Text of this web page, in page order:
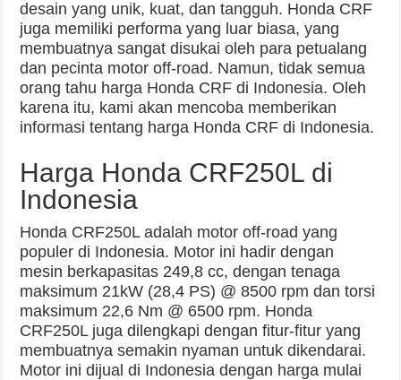
desain yang unik, kuat, dan tangguh. Honda CRF
juga memiliki performa yang luar biasa, yang
membuatnya sangat disukai oleh para petualang
dan pecinta motor off-road. Namun, tidak semua
orang tahu harga Honda CRF di Indonesia. Oleh
karena itu, kami akan mencoba memberikan
informasi tentang harga Honda CRF di Indonesia.
Harga Honda CRF250L di
Indonesia
Honda CRF250L adalah motor off-road yang
populer di Indonesia. Motor ini hadir dengan
mesin berkapasitas 249,8 cc, dengan tenaga
maksimum 21kW (28,4 PS) @ 8500 rpm dan torsi
maksimum 22,6 Nm @ 6500 rpm. Honda
CRF250L juga dilengkapi dengan fitur-fitur yang
membuatnya semakin nyaman untuk dikendarai.
Motor ini dijual di Indonesia dengan harga mulai